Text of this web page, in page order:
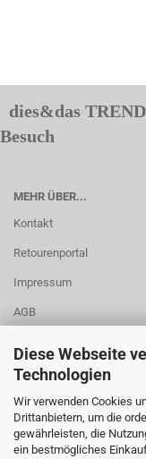
Diese Webseite
Technologien
Wir verwenden Cookies
Drittanbietern, um die
gewährleisten, die
ein bestmögliches
dies&das
Besuch
MEHR ÜBER...
Kontakt
Retourenportal
Impressum
AGB
Muster-
Widerrufsformular
Versand- &
Zahlungsbedingungen